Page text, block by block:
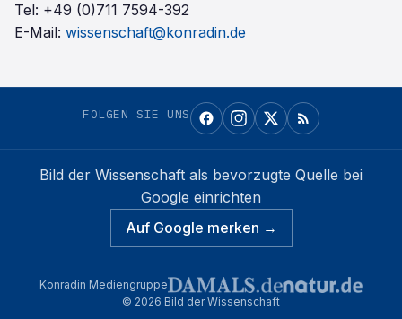
Tel: +49 (0)711 7594-392
E-Mail: wissenschaft@konradin.de
FOLGEN SIE UNS
Bild der Wissenschaft als bevorzugte Quelle bei
Google einrichten
Auf Google merken →
Konradin Mediengruppe
© 2026 Bild der Wissenschaft